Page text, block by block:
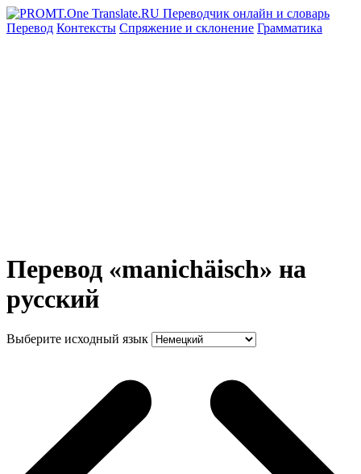
Перевод Контексты Спряжение и склонение Грамматика
Перевод «manichäisch» на
русский
Выберите исходный язык